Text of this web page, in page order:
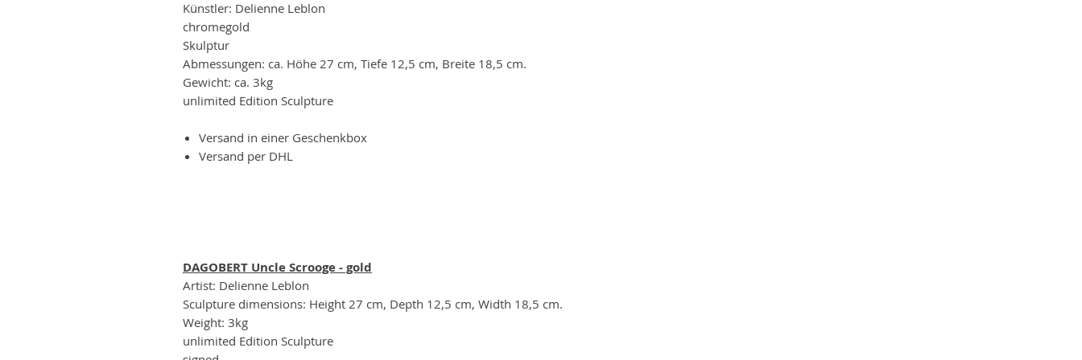
Künstler: Delienne Leblon
chromegold
Skulptur
Abmessungen: ca. Höhe 27 cm, Tiefe 12,5 cm, Breite 18,5 cm.
Gewicht: ca. 3kg
unlimited Edition Sculpture
Versand in einer Geschenkbox
Versand per DHL
DAGOBERT Uncle Scrooge - gold
Artist: Delienne Leblon
Sculpture dimensions: Height 27 cm, Depth 12,5 cm, Width 18,5 cm.
Weight: 3kg
unlimited Edition Sculpture